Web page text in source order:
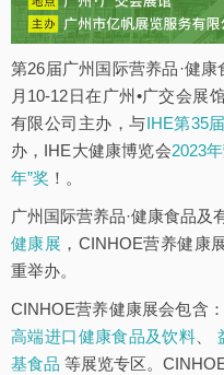
第26届广州国际营养品·健
月10-12日在广州•广交会展
有限公司主办，与IHE第35
办，IHE大健康博览会2023
年”奖 ！。
广州国际营养品·健康食品及
健康展 ，CINHOE营养健康
重举办。
CINHOE营养健康展会包含：
高端进口健康食品及饮料
基食品 等展览专区。